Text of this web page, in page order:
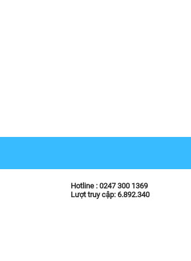
Hotline : 0247 300 1369
Lượt truy cập: 6.892.340